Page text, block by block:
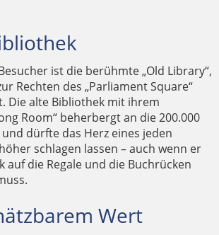
ist die berühmte „Old Library“,
Rechten des „Parliament Square“
Die alte Bibliothek mit ihrem
Room“ beherbergt an die 200.000
dürfte das Herz eines jeden
schlagen lassen – auch wenn er
auf die Regale und die Buchrücken
Wert